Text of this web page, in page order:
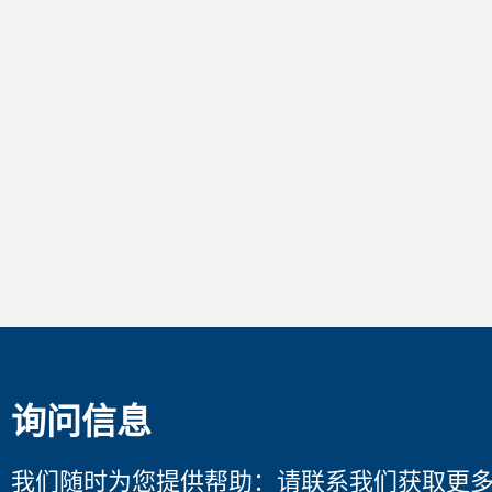
询问信息
我们随时为您提供帮助：请联系我们获取更